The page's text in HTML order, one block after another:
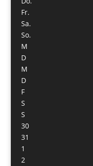
Fr.
Sa.
So.
M
D
M
D
F
S
S
30
31
1
2